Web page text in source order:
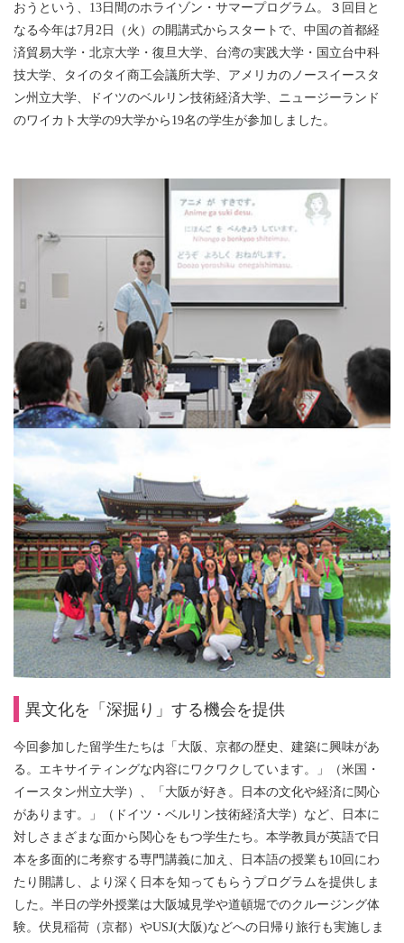
おうという、13日間のホライゾン・サマープログラム。３回目と
なる今年は7月2日（火）の開講式からスタートで、中国の首都経
済貿易大学・北京大学・復旦大学、台湾の実践大学・国立台中科
技大学、タイのタイ商工会議所大学、アメリカのノースイースタ
ン州立大学、ドイツのベルリン技術経済大学、ニュージーランド
のワイカト大学の9大学から19名の学生が参加しました。
異文化を「深掘り」する機会を提供
今回参加した留学生たちは「大阪、京都の歴史、建築に興味があ
る。エキサイティングな内容にワクワクしています。」（米国・
イースタン州立大学）、「大阪が好き。日本の文化や経済に関心
があります。」（ドイツ・ベルリン技術経済大学）など、日本に
対しさまざまな面から関心をもつ学生たち。本学教員が英語で日
本を多面的に考察する専門講義に加え、日本語の授業も10回にわ
たり開講し、より深く日本を知ってもらうプログラムを提供しま
した。半日の学外授業は大阪城見学や道頓堀でのクルージング体
験。伏見稲荷（京都）やUSJ(大阪)などへの日帰り旅行も実施しま